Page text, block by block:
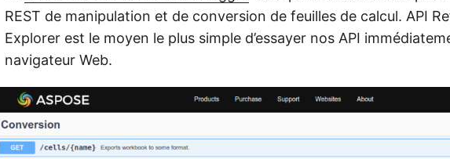
REST de manipulation et de conversion de feuilles de calcul. API
Explorer est le moyen le plus simple d’essayer nos API
navigateur Web.